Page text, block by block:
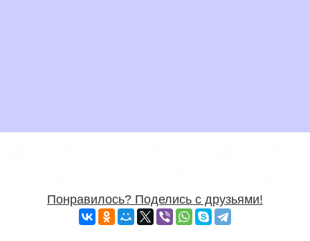
Понравилось? Поделись с друзьями!